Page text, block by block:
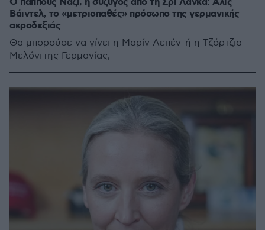
Βάιντελ, το «μετριοπαθές» πρόσωπο της γερμανικής
ακροδεξιάς
Θα μπορούσε να γίνει η Μαρίν Λεπέν ή η Τζόρτζια
Μελόνι της Γερμανίας;